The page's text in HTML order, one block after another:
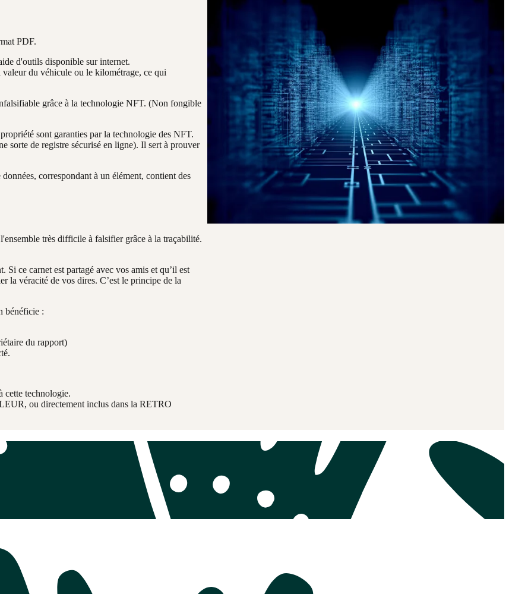
PDF.
d'outils disponible sur internet.
du véhicule ou le kilométrage, ce qui
grâce à la technologie NFT. (Non fongible
sont garanties par la technologie des NFT.
sorte de registre sécurisé en ligne). Il sert à prouver
correspondant à un élément, contient des
très difficile à falsifier grâce à la traçabilité.
Si ce carnet est partagé avec vos amis et qu’il est
la véracité de vos dires. C’est le principe de la
bénéficie :
du rapport)
cette technologie.
ou directement inclus dans la RETRO